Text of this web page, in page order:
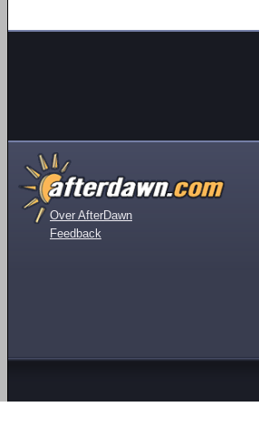
Over AfterDawn
Feedback